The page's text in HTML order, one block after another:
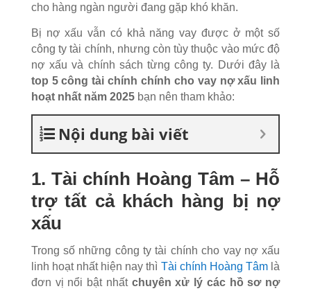
cho hàng ngàn người đang gặp khó khăn.
Bị nợ xấu vẫn có khả năng vay được ở một số
công ty tài chính, nhưng còn tùy thuộc vào mức độ
nợ xấu và chính sách từng công ty. Dưới đây là
top 5 công tài chính chính cho vay nợ xấu linh
hoạt nhất năm 2025bạn nên tham khảo:
Nội dung bài viết
1. Tài chính Hoàng Tâm – Hỗ
trợ tất cả khách hàng bị nợ
xấu
Trong số những công ty tài chính cho vay nợ xấu
linh hoạt nhất hiện nay thì Tài chính Hoàng Tâm là
đơn vị nổi bật nhất chuyên xử lý các hồ sơ nợ